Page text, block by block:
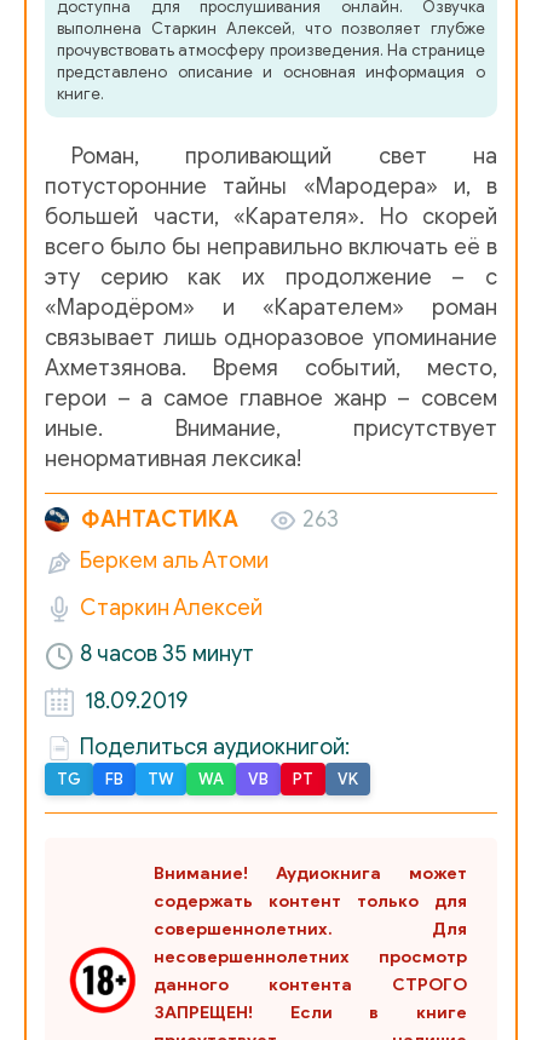
007 Песня про зайцев
009 Жил да был черный кыт за углом
010 Реальный пикник на обочине
011 Я увлекаюся спортивною рыбалкой
012 Идет великий Мганга
013 Снова черный кыт
014 След
015 Мент родился
016 Время Шустрика
017 Старший заяц
018 Силачские деффки
019 Спасибо, Гришковец
020 Плохое. Вернее, Плохие
021 Полоз
022 Тамга и блендамед
024 Шизофреническое (Друг мой Сашка)
026 Охота
доступна для прослушивания онлайн. Озвучка
выполнена Старкин Алексей, что позволяет глубже
прочувствовать атмосферу произведения. На странице
представлено описание и основная информация о
книге.
Роман, проливающий свет на
потусторонние тайны «Мародера» и, в
большей части, «Карателя». Но скорей
всего было бы неправильно включать её в
эту серию как их продолжение – с
«Мародёром» и «Карателем» роман
связывает лишь одноразовое упоминание
Ахметзянова. Время событий, место,
герои – а самое главное жанр – совсем
иные. Внимание, присутствует
ненормативная лексика!
ФАНТАСТИКА
263
Беркем аль Атоми
Старкин Алексей
8 часов 35 минут
18.09.2019
Поделиться аудиокнигой:
TG FB TW WA VB PT VK
Внимание! Аудиокнига может
содержать контент только для
совершеннолетних. Для
несовершеннолетних просмотр
данного контента СТРОГО
ЗАПРЕЩЕН! Если в книге